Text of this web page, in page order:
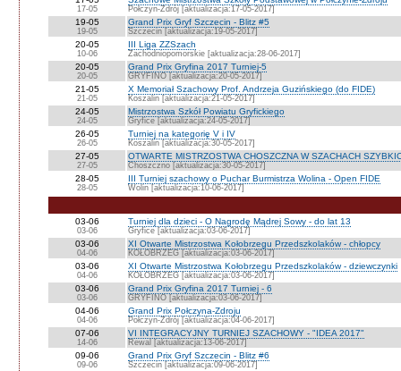
17-05 Połczyn-Zdrój [aktualizacja:17-05-2017]
19-05
19-05
Grand Prix Gryf Szczecin - Blitz #5
Szczecin [aktualizacja:19-05-2017]
20-05
10-06
III Liga ZZSzach
Zachodniopomorskie [aktualizacja:28-06-2017]
20-05
20-05
Grand Prix Gryfina 2017 Turniej-5
GRYFINO [aktualizacja:20-05-2017]
21-05
21-05
X Memoriał Szachowy Prof. Andrzeja Guzińskiego (do FIDE)
Koszalin [aktualizacja:21-05-2017]
24-05
24-05
Mistrzostwa Szkół Powiatu Gryfickiego
Gryfice [aktualizacja:24-05-2017]
26-05
26-05
Turniej na kategorię V i IV
Koszalin [aktualizacja:30-05-2017]
27-05
27-05
OTWARTE MISTRZOSTWA CHOSZCZNA W SZACHACH
Choszczno [aktualizacja:30-05-2017]
28-05
28-05
III Turniej szachowy o Puchar Burmistrza Wolina - Open FIDE
Wolin [aktualizacja:10-06-2017]
03-06
03-06
Turniej dla dzieci - O Nagrodę Mądrej Sowy - do lat 13
Gryfice [aktualizacja:03-06-2017]
03-06
04-06
XI Otwarte Mistrzostwa Kołobrzegu Przedszkolaków - chłopcy
KOŁOBRZEG [aktualizacja:03-06-2017]
03-06
04-06
XI Otwarte Mistrzostwa Kołobrzegu Przedszkolaków - dziewczynki
KOŁOBRZEG [aktualizacja:03-06-2017]
03-06
03-06
Grand Prix Gryfina 2017 Turniej - 6
GRYFINO [aktualizacja:03-06-2017]
04-06
04-06
Grand Prix Połczyna-Zdroju
Połczyn-Zdrój [aktualizacja:04-06-2017]
07-06
14-06
VI INTEGRACYJNY TURNIEJ SZACHOWY - "IDEA 2017"
Rewal [aktualizacja:13-06-2017]
09-06
09-06
Grand Prix Gryf Szczecin - Blitz #6
Szczecin [aktualizacja:09-06-2017]